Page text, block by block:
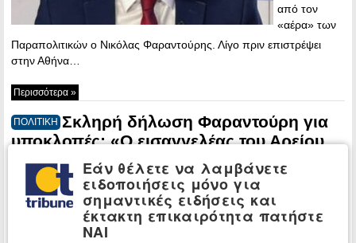
από τον
«αέρα» των
Παραπολιτικών ο Νικόλας Φαραντούρης. Λίγο πριν επιστρέψει
στην Αθήνα…
Περισσότερα »
ΠΟΛΙΤΙΚΗ Σκληρή δήλωση Φαραντούρη για
υποκλοπές: «Ο εισαγγελέας του Αρείου
Πάγου Τζαβέλλας (…) αυτή τη στιγμή
προσφέρει την καλύτερη υπηρεσία σε
αυτούς που τον διόρισαν»
23:40 -
Εάν θέλετε να λαμβάνετε
ειδοποιήσεις μόνο για
σημαντικές ειδήσεις και
έκτακτη επικαιρότητα πατήστε
ΝΑΙ